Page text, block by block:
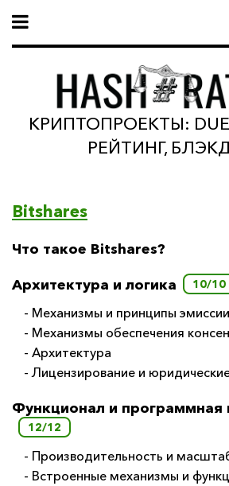
КРИПТОПРОЕКТЫ: DUE
РЕЙТИНГ,
Bitshares
Что такое Bitshares?
Архитектура и логика 10/10
- Механизмы и принципы эмиссии
- Механизмы обеспечения
- Архитектура
- Лицензирование и
Функционал и программная
12/12
- Производительность и
- Встроенные механизмы и